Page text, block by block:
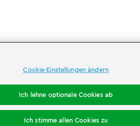
Cookie-Einstellungen ändern
Ich lehne optionale Cookies ab
Ich stimme allen Cookies zu